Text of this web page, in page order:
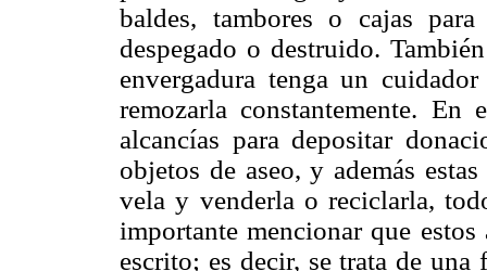
baldes, tambores o cajas
despegado o destruido.
envergadura tenga un
remozarla constantemente.
alcancías para depositar
objetos de aseo, y además
vela y venderla o reciclarla,
importante mencionar que
escrito; es decir, se trata de